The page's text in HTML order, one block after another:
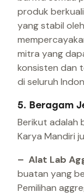
produk
yang stabil
mitra yang
konsisten dan
di seluruh
5. Beragam
Berikut adalah
Karya Mandiri
– Alat Lab
buatan yang
Pemilihan